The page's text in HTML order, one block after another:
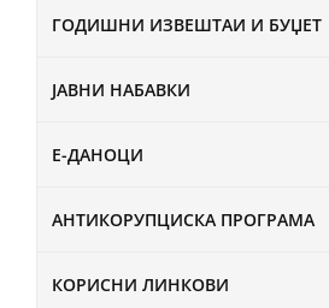
ГОДИШНИ ИЗВЕШТАИ И БУЏЕТ
ЈАВНИ НАБАВКИ
Е-ДАНОЦИ
АНТИКОРУПЦИСКА ПРОГРАМА
КОРИСНИ ЛИНКОВИ